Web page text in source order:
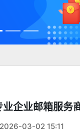
业企业邮箱服
03-02 15:11